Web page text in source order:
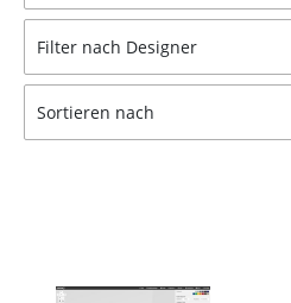
Bänke & Liegen
Sitzsäcke
Filter nach Designer
Sortieren nach